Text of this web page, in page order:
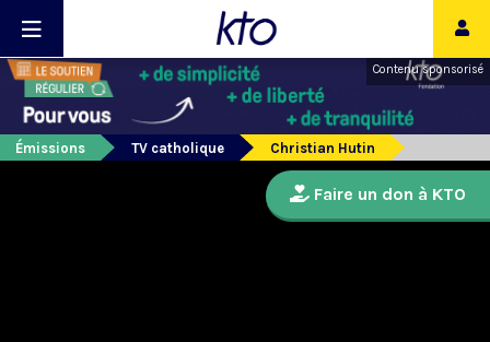
Contenu sponsorisé
Émissions TV catholique Christian Hutin
Faire un don à KTO